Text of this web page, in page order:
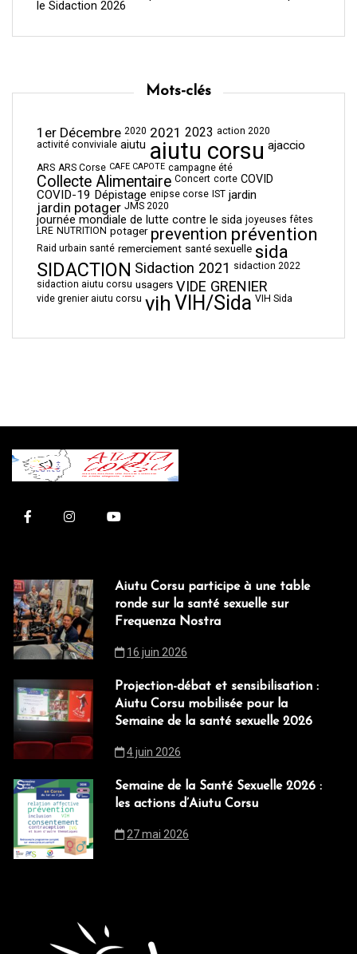
le Sidaction 2026
Mots-clés
1er Décembre 2020 2021 2023 action 2020
activité conviviale aiutu aiutu corsu ajaccio
ARS ARS Corse CAFE CAPOTE campagne été
Collecte Alimentaire Concert corte COVID
COVID-19 Dépistage enipse corse IST jardin
jardin potager JMS 2020
journée mondiale de lutte contre le sida joyeuses fêtes
LRE NUTRITION potager prevention prévention
Raid urbain santé remerciement santé sexuelle sida
SIDACTION Sidaction 2021 sidaction 2022
sidaction aiutu corsu usagers VIDE GRENIER
vide grenier aiutu corsu vih VIH/Sida VIH Sida
Aiutu Corsu participe à une table
ronde sur la santé sexuelle sur
Frequenza Nostra
16 juin 2026
Projection-débat et sensibilisation :
Aiutu Corsu mobilisée pour la
Semaine de la santé sexuelle 2026
4 juin 2026
Semaine de la Santé Sexuelle 2026 :
les actions d’Aiutu Corsu
27 mai 2026